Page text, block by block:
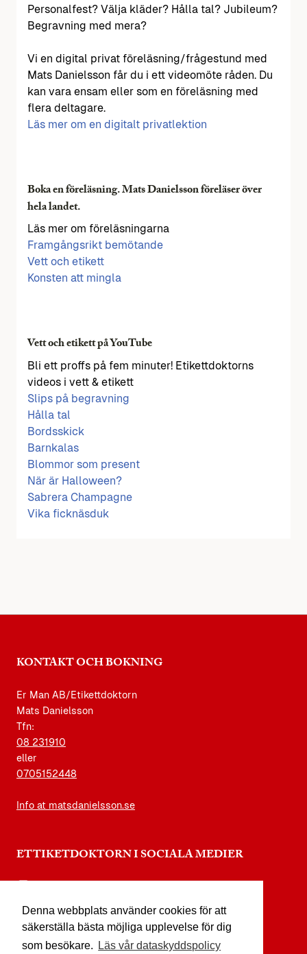
Denna webbplats använder cookies för att
säkerställa bästa möjliga upplevelse för dig
som besökare.
Läs vår dataskyddspolicy
Personalfest? Välja kläder? Hålla tal? Jubileum?
Begravning med mera?
Vi en digital privat föreläsning/frågestund med
Mats Danielsson får du i ett videomöte råden. Du
kan vara ensam eller som en föreläsning med
flera deltagare.
Läs mer om en digitalt privatlektion
Boka en föreläsning. Mats Danielsson föreläser över
hela landet.
Läs mer om föreläsningarna
Framgångsrikt bemötande
Vett och etikett
Konsten att mingla
Vett och etikett på YouTube
Bli ett proffs på fem minuter! Etikettdoktorns
videos i vett & etikett
Slips på begravning
Hålla tal
Bordsskick
Barnkalas
Blommor som present
När är Halloween?
Sabrera Champagne
Vika ficknäsduk
KONTAKT OCH BOKNING
Er Man AB/Etikettdoktorn
Mats Danielsson
Tfn:
08 231910
eller
0705152448
Info at matsdanielsson.se
ETTIKETDOKTORN I SOCIALA MEDIER
facebook.com/etikettdoktorn
youtube.com/etikettdoktorn